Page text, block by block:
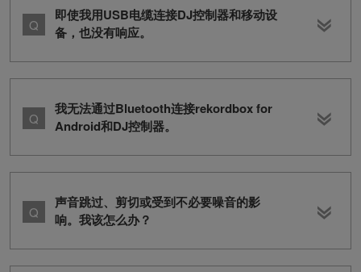
即使我用USB电缆连接DJ控制器和移动设
备，也没有响应。
我无法通过Bluetooth连接rekordbox for
Android和DJ控制器。
声音跳过、剪切或受到不必要噪音的影
响。我该怎么办？